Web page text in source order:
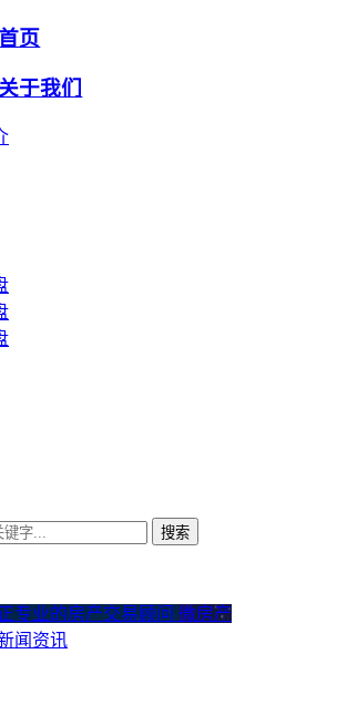
首页
关于我们
专业的房产交易顾问 微房产
闻资讯
寿命？产权到期后